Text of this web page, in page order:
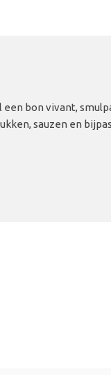
bon vivant,
sauzen en